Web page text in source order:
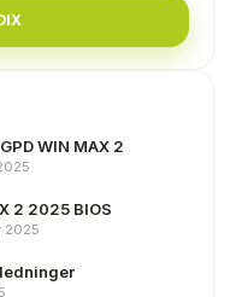
WIN MAX 2
2 2025 BIOS
2025